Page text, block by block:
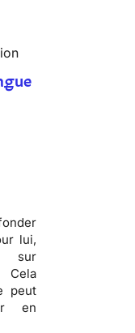
lui,
sur
Cela
peut
en